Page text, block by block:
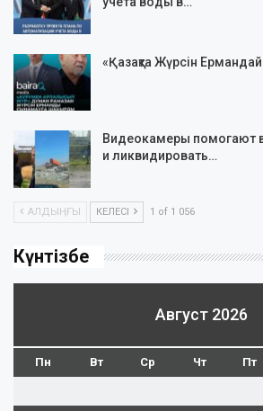
«Қазақта Жүрсін Ермандай
Видеокамеры помогают
и ликвидировать…
АЛДЫҢҒЫ КЕЛЕСІ 1 of 1 056
Күнтізбе
Август 2026
Пн Вт Ср Чт Пт